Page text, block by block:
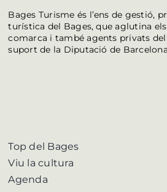
Bages Turisme és l’ens de gestió,
turística del Bages, que aglutina
comarca i també agents privats
suport de la Diputació de
Top del Bages
Viu la cultura
Agenda